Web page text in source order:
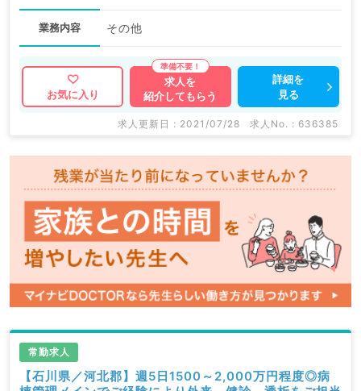
業務内容 その他
お気に入り
求人を
紹介してもらう
詳細を
見る
求人更新日 : 2021/07/28 求人No. : 636385
常勤求人
【石川県／河北郡】週5日1500～2,000万円程度◎病